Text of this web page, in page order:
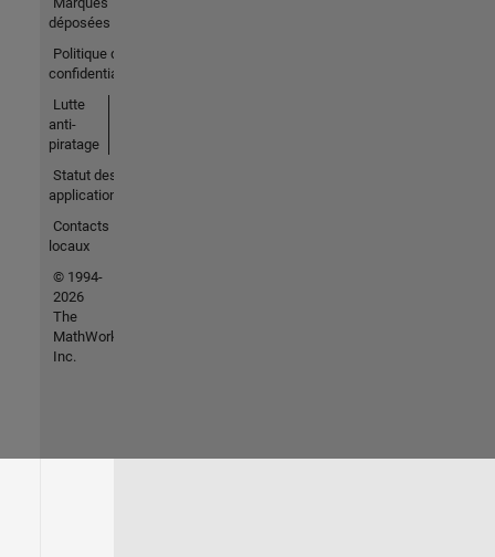
déposées
Politique de
confidentialité
Lutte
anti-
piratage
Statut des
applications
Contacts
locaux
© 1994-
2026
The
MathWorks,
Inc.